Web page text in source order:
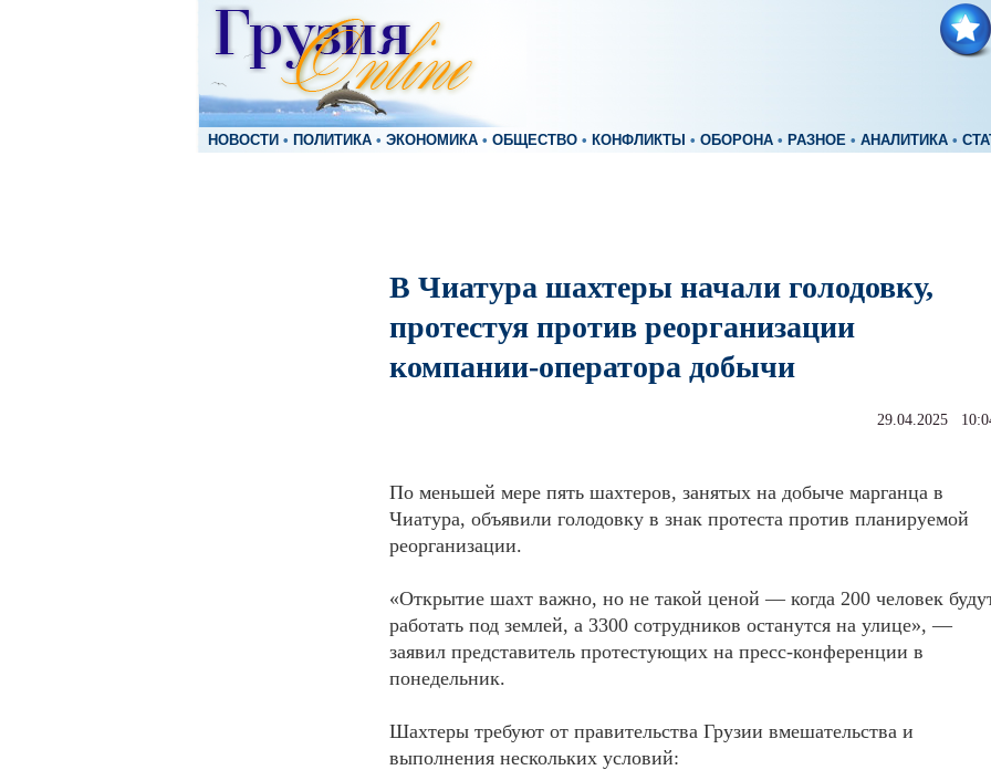
НОВОСТИ • ПОЛИТИКА • ЭКОНОМИКА • ОБЩЕСТВО • КОНФЛИКТЫ • ОБОРОНА • РАЗНОЕ • АНАЛИТИКА •
В Чиатура шахтеры начали голодовку,
протестуя против реорганизации
компании-оператора добычи
29.04.2025
По меньшей мере пять шахтеров, занятых на добыче марганца в
Чиатура, объявили голодовку в знак протеста против планируемой
реорганизации.
«Открытие шахт важно, но не такой ценой — когда 200 человек
работать под землей, а 3300 сотрудников останутся на улице», —
заявил представитель протестующих на пресс-конференции в
понедельник.
Шахтеры требуют от правительства Грузии вмешательства и
выполнения нескольких условий: